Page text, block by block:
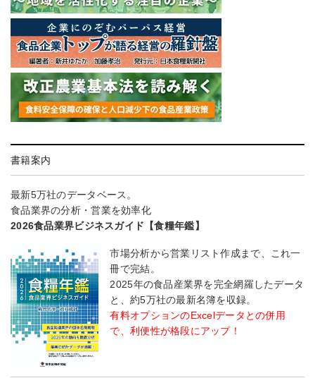
書籍案内
最新5万社のデータベース。
食品業界の分析・営業を効率化
2026食品業界ビジネスガイド【食糧年鑑】
市場分析から営業リスト作成まで、これ一
冊で完結。
2025年の食品産業界を完全網羅したデータ
と、約5万社の最新名簿を収録。
有料オプションのExcelデータとの併用
で、利便性が格段にアップ！